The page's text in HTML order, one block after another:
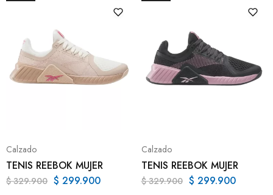
Calzado
TENIS REEBOK MUJER
$329.900 $ 299.900
Calzado
TENIS REEBOK MUJER
$329.900 $ 299.900